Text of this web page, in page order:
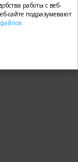
работы с веб-
сайте подразумевают